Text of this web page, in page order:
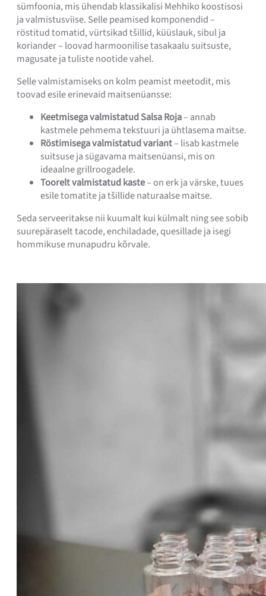
sümfoonia, mis ühendab klassikalisi Mehhiko koostisosi
ja valmistusviise. Selle peamised komponendid –
röstitud tomatid, vürtsikad tšillid, küüslauk, sibul ja
koriander – loovad harmoonilise tasakaalu suitsuste,
magusate ja tuliste nootide vahel.
Selle valmistamiseks on kolm peamist meetodit, mis
toovad esile erinevaid maitsenüansse:
Keetmisega valmistatud Salsa Roja– annab
kastmele pehmema tekstuuri ja ühtlasema maitse.
Röstimisega valmistatud variant– lisab kastmele
suitsuse ja sügavama maitsenüansi, mis on
ideaalne grillroogadele.
Toorelt valmistatud kaste– on erk ja värske, tuues
esile tomatite ja tšillide naturaalse maitse.
Seda serveeritakse nii kuumalt kui külmalt ning see sobib
suurepäraselt tacode, enchiladade, quesillade ja isegi
hommikuse munapudru kõrvale.